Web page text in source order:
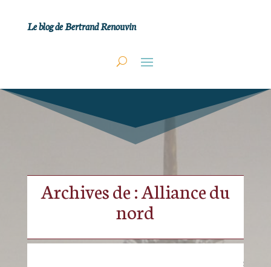
Le blog de Bertrand Renouvin
Archives de : Alliance du
nord